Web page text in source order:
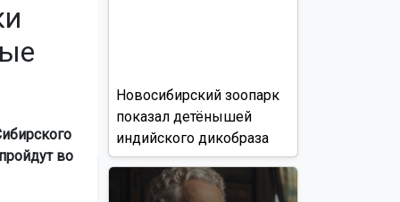
во
Новосибирский зоопарк
показал детёнышей
индийского дикобраза